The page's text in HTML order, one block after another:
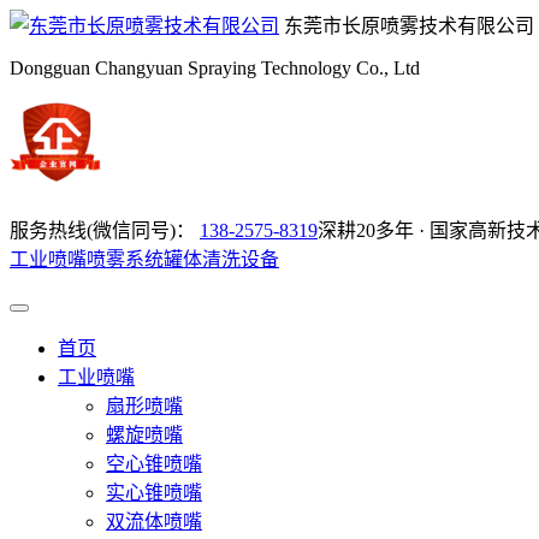
东莞市长原喷雾技术有限公司
Dongguan Changyuan Spraying Technology Co., Ltd
服务热线(微信同号)： 138-2575-8319深耕20多年 · 国家高新技
工业喷嘴喷雾系统罐体清洗设备
首页
工业喷嘴
扇形喷嘴
螺旋喷嘴
空心锥喷嘴
实心锥喷嘴
双流体喷嘴